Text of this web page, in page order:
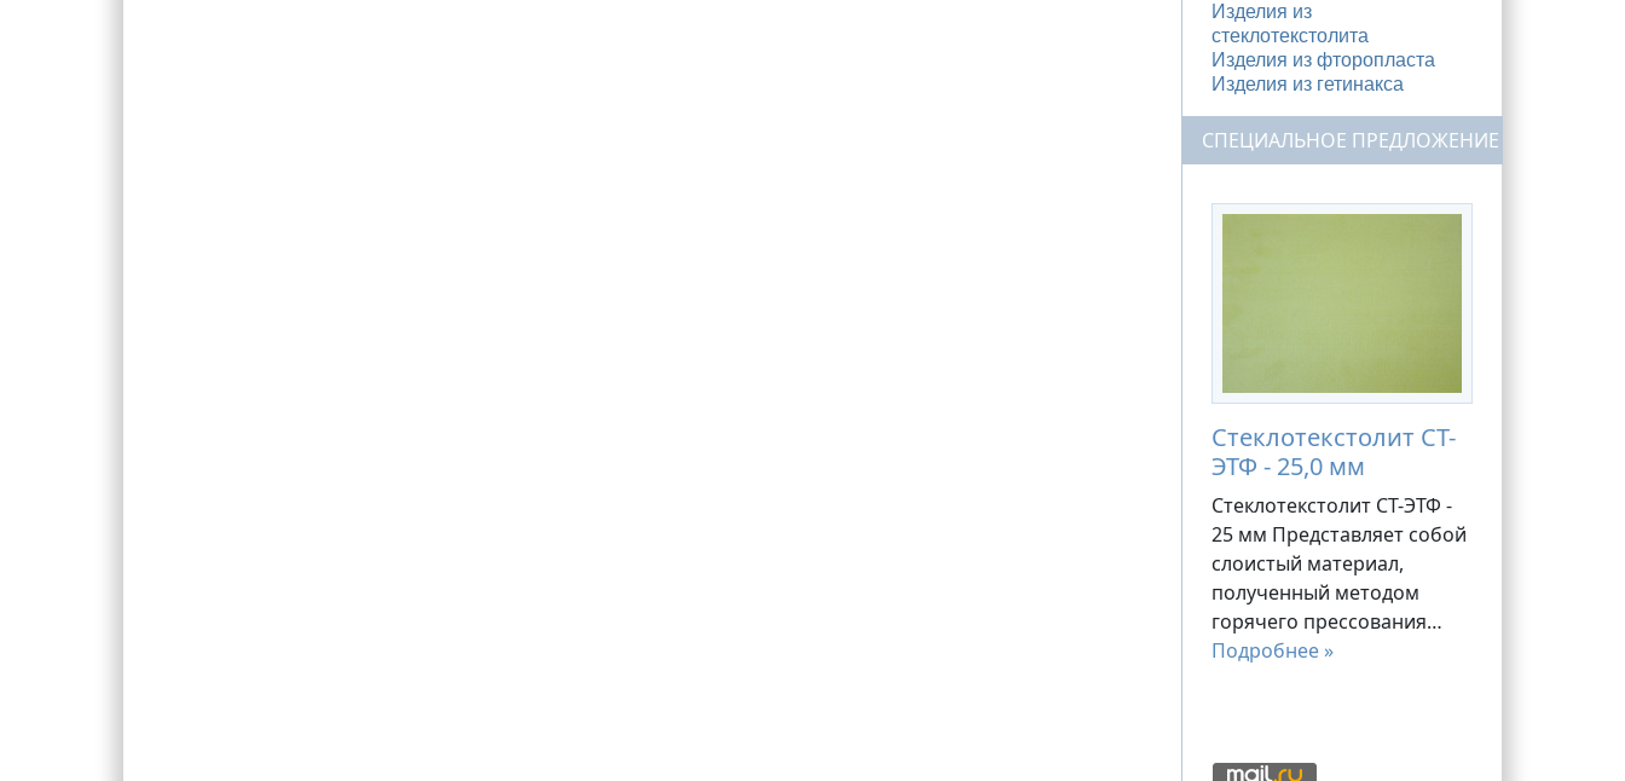
Изделия из
стеклотекстолита
Изделия из фторопласта
Изделия из гетинакса
СПЕЦИАЛЬНОЕ ПРЕДЛОЖЕНИЕ
Стеклотекстолит СТ-
ЭТФ - 25,0 мм
Стеклотекстолит СТ-ЭТФ -
25 мм Представляет собой
слоистый материал,
полученный методом
горячего прессования…
Подробнее »